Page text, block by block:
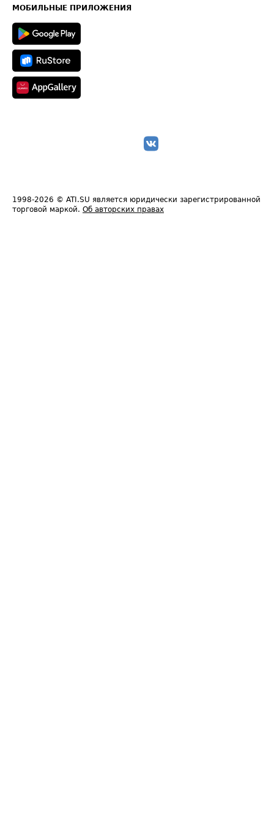
Техническая информация
МОБИЛЬНЫЕ ПРИЛОЖЕНИЯ
1998-2026 © ATI.SU является юридически зарегистрированной
торговой маркой. Об авторских правах